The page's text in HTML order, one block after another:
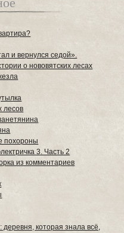
и вернулся седой».
о нововятских лесах
лесов
похороны
3. Часть 2
из комментариев
деревня, которая знала всё,